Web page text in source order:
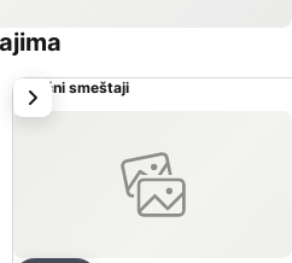
Slični smeštaji
sledeće